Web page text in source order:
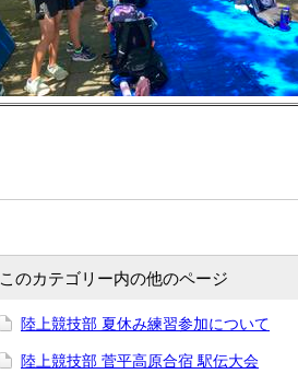
このカテゴリー内の他のページ
陸上競技部 夏休み練習参加について
陸上競技部 菅平高原合宿 駅伝大会